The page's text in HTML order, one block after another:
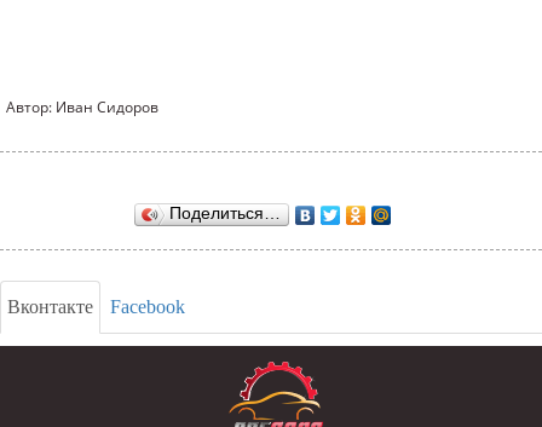
Автор: Иван Сидоров
Поделиться…
Вконтакте Facebook